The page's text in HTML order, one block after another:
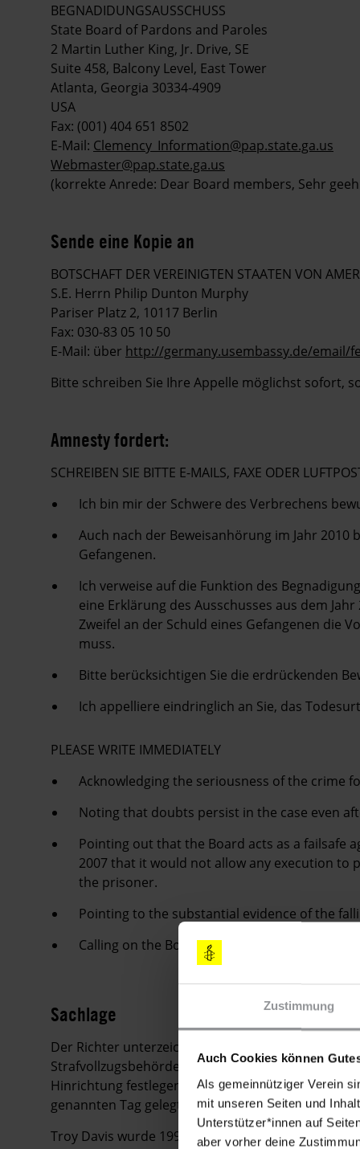
Zustimmung
Auch Cookies können
Als gemeinnütziger Verein
mit unseren Seiten und
Unterstützer*innen auf
aber vorher deine
BEGNADIDUNGSAUSSCHUSS
State Board of Pardons and Paroles
2 Martin Luther King, Jr. Drive, SE
Suite 458, Balcony Level, East Tower
Atlanta, Georgia 30334-4909
USA
Fax: (001) 404 651 8502
E-Mail: Clemency_Information@pap.state.ga.us
Webmaster@pap.state.ga.us
(korrekte Anrede: Dear Board members, Sehr
Sende eine Kopie an
BOTSCHAFT DER VEREINIGTEN STAATEN VON
S.E. Herrn Philip Dunton Murphy
Pariser Platz 2, 10117 Berlin
Fax: 030-83 05 10 50
E-Mail: über http://germany.usembassy.de/email/
Bitte schreiben Sie Ihre Appelle möglichst sofort,
Amnesty fordert:
SCHREIBEN SIE BITTE E-MAILS, FAXE ODER
Ich bin mir der Schwere des Verbrechens
Auch nach der Beweisanhörung im Jahr
Gefangenen.
Ich verweise auf die Funktion des
eine Erklärung des Ausschusses aus dem
Zweifel an der Schuld eines Gefangenen die
muss.
Bitte berücksichtigen Sie die erdrückenden
Ich appelliere eindringlich an Sie, das
PLEASE WRITE IMMEDIATELY
Acknowledging the seriousness of the crime
Noting that doubts persist in the case even
Pointing out that the Board acts as a failsafe
2007 that it would not allow any execution
the prisoner.
Pointing to the substantial evidence of the
Calling on the Board to grant clemency and
Sachlage
Der Richter unterzeichnete den Hinrichtungsbefehl
Strafvollzugsbehörde von Georgia (Georgia
Hinrichtung festlegen. In den meisten Fällen wird
genannten Tag gelegt. In diesem Fall wäre dies
Troy Davis wurde 1991 für schuldig befunden,